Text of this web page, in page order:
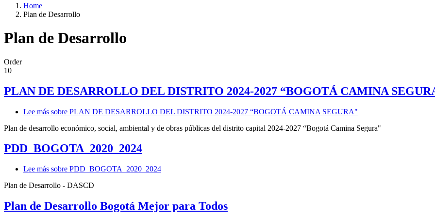
Home
Plan de Desarrollo
Plan de Desarrollo
Order
10
PLAN DE DESARROLLO DEL DISTRITO 2024-2027 “BOGOTÁ CAMINA
Lee más sobre PLAN DE DESARROLLO DEL DISTRITO 2024-2027 “BOGOTÁ CAMINA SEGURA"
Plan de desarrollo económico, social, ambiental y de obras públicas del distrito capital 2024-2027 “Bogotá Camina Segura"
PDD_BOGOTA_2020_2024
Lee más sobre PDD_BOGOTA_2020_2024
Plan de Desarrollo - DASCD
Plan de Desarrollo Bogotá Mejor para Todos